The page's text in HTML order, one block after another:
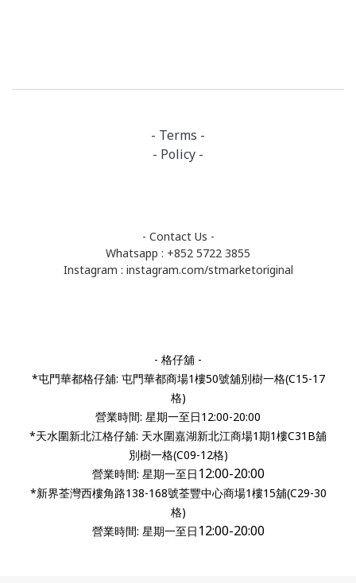
- Terms -
- Policy -
- Contact Us -
Whatsapp : +852 5722 3855
Instagram : instagram.com/stmarketoriginal
- 格仔舖 -
*屯門華都格仔舖: 屯門華都商場1樓50號舖別樹一格(C15-17
格)
營業時間: 星期一至日12:00-20:00
*天水圍新北江格仔舖: 天水圍嘉湖新北江商場1期1樓C31B舖
別樹一格(C09-12格)
營業時間: 星期一至日 12:00-20:00
*新界荃灣西樓角路138-168號荃豐中心商場1樓15舖(C29-30
格)
營業時間: 星期一至日 12:00-20:00